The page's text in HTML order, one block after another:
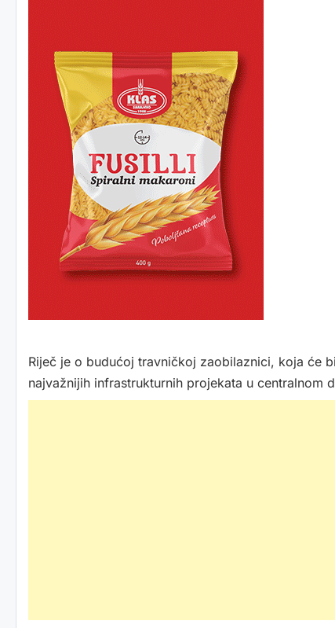
Riječ je o budućoj travničkoj zaobilaznici, koja će
najvažnijih infrastrukturnih projekata u centralnom